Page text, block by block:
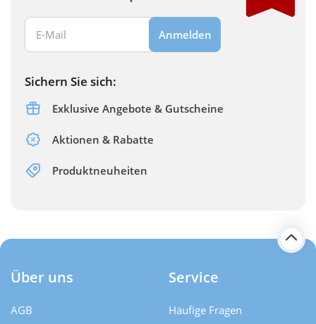
Ihre E-Mail Adresse:
Anmelden
Sichern Sie sich:
Exklusive Angebote & Gutscheine
Aktionen & Rabatte
Produktneuheiten
Über uns
AGB
Service
Häufige Fragen